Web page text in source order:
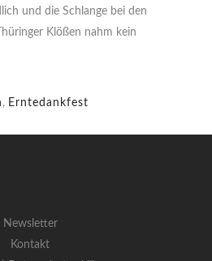
und die Schlange bei den
Klößen nahm kein
, Erntedankfest
Newsletter
Kontakt